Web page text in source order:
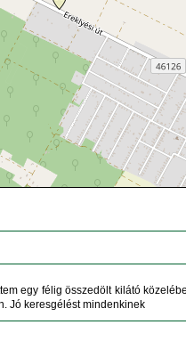
egy félig összedölt kilátó
Jó keresgélést mindenkinek